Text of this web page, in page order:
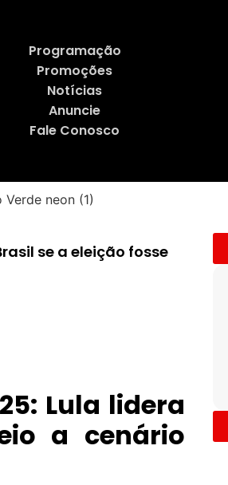
Programação
Promoções
Notícias
Anuncie
Fale Conosco
se a eleição fosse
Lula lidera
a cenário